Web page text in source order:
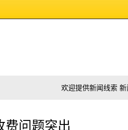
欢迎提供新闻线索
费问题突出